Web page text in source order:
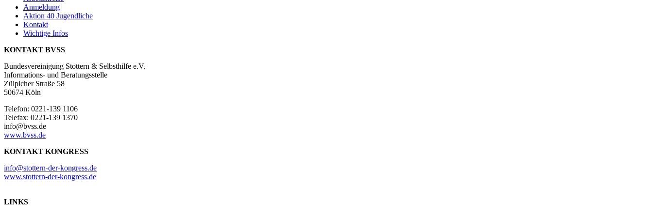
Anmeldung
Aktion 40 Jugendliche
Kontakt
Wichtige Infos
KONTAKT BVSS
Bundesvereinigung Stottern & Selbsthilfe e.V.
Informations- und Beratungsstelle
Zülpicher Straße 58
50674 Köln
Telefon: 0221-139 1106
Telefax: 0221-139 1370
info@bvss.de
www.bvss.de
KONTAKT KONGRESS
info@stottern-der-kongress.de
www.stottern-der-kongress.de
LINKS